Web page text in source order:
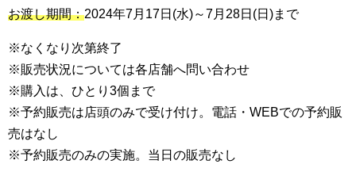
お渡し期間：2024年7月17日(水)～7月28日(日)まで
※なくなり次第終了
※販売状況については各店舗へ問い合わせ
※購入は、ひとり3個まで
※予約販売は店頭のみで受け付け。電話・WEBでの予約販
売はなし
※予約販売のみの実施。当日の販売なし